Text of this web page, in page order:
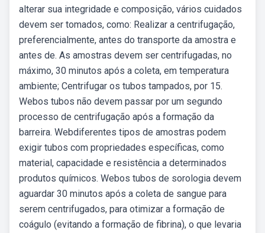
alterar sua integridade e composição, vários cuidados
devem ser tomados, como: Realizar a centrifugação,
preferencialmente, antes do transporte da amostra e
antes de. As amostras devem ser centrifugadas, no
máximo, 30 minutos após a coleta, em temperatura
ambiente; Centrifugar os tubos tampados, por 15.
Webos tubos não devem passar por um segundo
processo de centrifugação após a formação da
barreira. Webdiferentes tipos de amostras podem
exigir tubos com propriedades específicas, como
material, capacidade e resistência a determinados
produtos químicos. Webos tubos de sorologia devem
aguardar 30 minutos após a coleta de sangue para
serem centrifugados, para otimizar a formação de
coágulo (evitando a formação de fibrina), o que levaria